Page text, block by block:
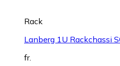
Rack
Lanberg 1U Rackchassi
fr.